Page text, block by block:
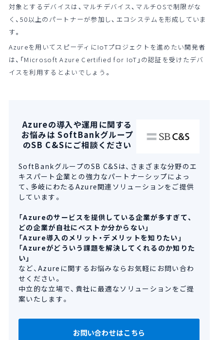
対象とするデバイスは、マルチデバイス、マルチOSで制限がな
く、50以上のパートナーが参加し、エコシステムを形成していま
す。
Azureを用いてスピーディにIoTプロジェクトを進めたい開発者
は、「Microsoft Azure Certified for IoT」の認証を受けたデバ
イスを利用するとよいでしょう。
Azureの導入や運用に関する
お悩みは SoftBankグループ
のSB C&Sにご相談ください
SoftBankグループのSB C&Sは、さまざまな分野のエ
キスパート企業との強力なパートナーシップによっ
て、多岐にわたるAzure関連ソリューションをご提供
しています。
「Azureのサービスを提供している企業が多すぎて、
どの企業が自社にベストか分からない」
「Azure導入のメリット・デメリットを知りたい」
「Azureがどういう課題を解決してくれるのか知りた
い」
など、Azureに関するお悩みならお気軽にお問い合わ
せください。
中立的な立場で、貴社に最適なソリューションをご提
案いたします。
お問い合わせはこちら